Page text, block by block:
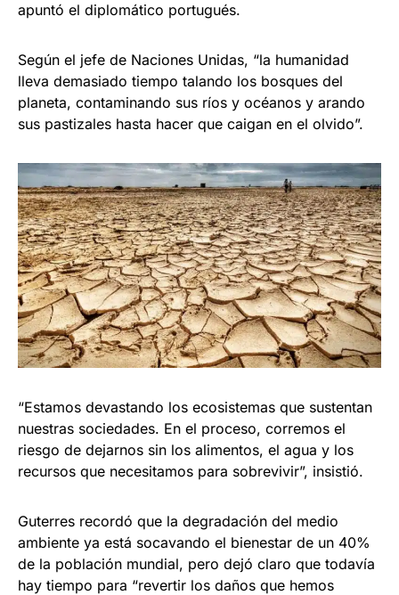
apuntó el diplomático portugués.
Según el jefe de Naciones Unidas, “la humanidad
lleva demasiado tiempo talando los bosques del
planeta, contaminando sus ríos y océanos y arando
sus pastizales hasta hacer que caigan en el olvido”.
“Estamos devastando los ecosistemas que sustentan
nuestras sociedades. En el proceso, corremos el
riesgo de dejarnos sin los alimentos, el agua y los
recursos que necesitamos para sobrevivir”, insistió.
Guterres recordó que la degradación del medio
ambiente ya está socavando el bienestar de un 40%
de la población mundial, pero dejó claro que todavía
hay tiempo para “revertir los daños que hemos